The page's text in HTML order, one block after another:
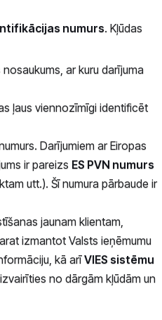
numurs. Kļūdas
ar kuru darījuma
ļaus viennozīmīgi identificēt
Darījumiem ar Eiropas
ir pareizs ES PVN numurs
utt.). Šī numura pārbaude ir
jaunam klientam,
izmantot Valsts ieņēmumu
kā arīVIES sistēmu
no dārgām kļūdām un